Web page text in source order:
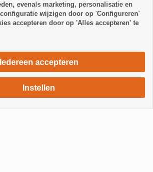
Palma 24.
evenals marketing, personalisatie en
wijzigen door op 'Configureren'
accepteren door op 'Alles accepteren' te
Iedereen accepteren
Instellen